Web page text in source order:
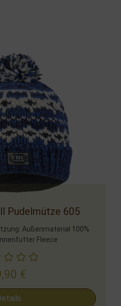
Pudelmütze 605
Außenmaterial 100%
Fleece
€